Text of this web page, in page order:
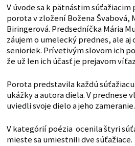
V úvode sa k pätnástim
porota v zložení Božena Švabová,
Biringerová. Predsedníčka Mária
záujem o umelecký prednes, ale
senioriek. Prívetivým slovom ich
že už len ich účasť je prejavom
Porota predstavila každú
ukážky a autora diela. V prednese
uviedli svoje dielo a jeho zameranie.
V kategórií poézia ocenila štyri
mieste sa umiestnili dve súťažiace.